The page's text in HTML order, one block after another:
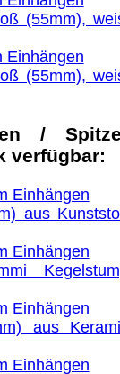
(55mm),
(55mm),
/
verfügbar:
aus
aus
E-
Links
best possible